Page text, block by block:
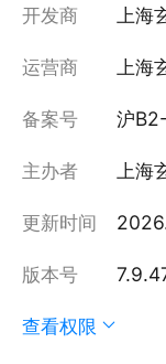
开发商 上
运营商 上
备案号 沪
主办者 上海
更新时间
版本号
查看权限